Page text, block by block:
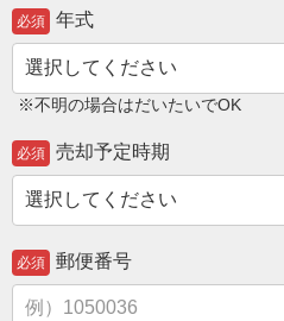
必須 年式
※不明の場合はだいたいでOK
必須 売却予定時期
必須 郵便番号